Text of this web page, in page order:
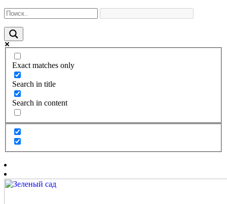
Exact matches only
Search in title
Search in content